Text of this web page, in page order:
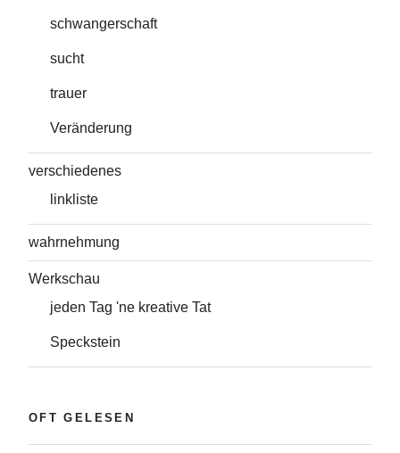
schwangerschaft
sucht
trauer
Veränderung
verschiedenes
linkliste
wahrnehmung
Werkschau
jeden Tag 'ne kreative Tat
Speckstein
OFT GELESEN